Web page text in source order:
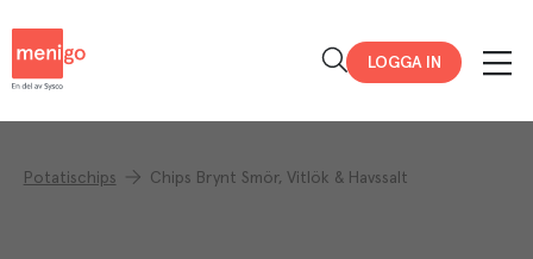
LOGGA IN
Potatischips Chips Brynt Smör, Vitlök & Havssalt